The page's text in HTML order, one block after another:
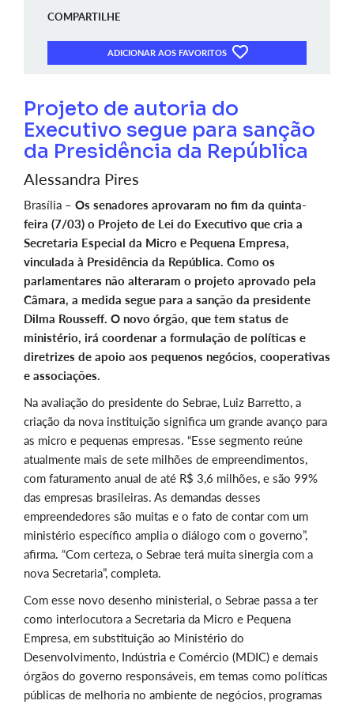
COMPARTILHE
ADICIONAR AOS FAVORITOS
Projeto de autoria do
Executivo segue para sanção
da Presidência da República
Alessandra Pires
Brasília – Os senadores aprovaram no fim da quinta-
feira (7/03) o Projeto de Lei do Executivo que cria a
Secretaria Especial da Micro e Pequena Empresa,
vinculada à Presidência da República. Como os
parlamentares não alteraram o projeto aprovado pela
Câmara, a medida segue para a sanção da presidente
Dilma Rousseff. O novo órgão, que tem status de
ministério, irá coordenar a formulação de políticas e
diretrizes de apoio aos pequenos negócios, cooperativas
e associações.
Na avaliação do presidente do Sebrae, Luiz Barretto, a
criação da nova instituição significa um grande avanço para
as micro e pequenas empresas. “Esse segmento reúne
atualmente mais de sete milhões de empreendimentos,
com faturamento anual de até R$ 3,6 milhões, e são 99%
das empresas brasileiras. As demandas desses
empreendedores são muitas e o fato de contar com um
ministério específico amplia o diálogo com o governo”,
afirma. “Com certeza, o Sebrae terá muita sinergia com a
nova Secretaria”, completa.
Com esse novo desenho ministerial, o Sebrae passa a ter
como interlocutora a Secretaria da Micro e Pequena
Empresa, em substituição ao Ministério do
Desenvolvimento, Indústria e Comércio (MDIC) e demais
órgãos do governo responsáveis, em temas como políticas
públicas de melhoria no ambiente de negócios, programas